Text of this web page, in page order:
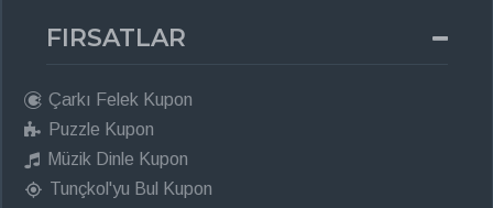
FIRSATLAR
Çarkı Felek Kupon
Puzzle Kupon
Müzik Dinle Kupon
Tunçkol'yu Bul Kupon